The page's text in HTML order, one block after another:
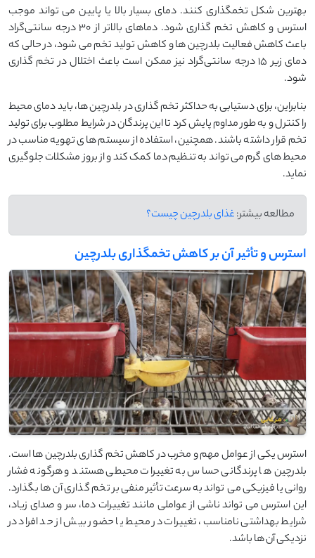
بهترین شکل تخمگذاری کنند. دمای بسیار بالا یا پایین می ‌تواند موجب
استرس و کاهش تخم‌ گذاری شود. دماهای بالاتر از ۳۰ درجه سانتی‌گراد
باعث کاهش فعالیت بلدرچین‌ ها و کاهش تولید تخم‌ می ‌شود، در حالی که
دمای زیر ۱۵ درجه سانتی‌گراد نیز ممکن است باعث اختلال در تخم ‌گذاری
شود.
بنابراین، برای دستیابی به حداکثر تخم ‌گذاری در بلدرچین ‌ها، باید دمای محیط
را کنترل و به ‌طور مداوم پایش کرد تا این پرندگان در شرایط مطلوب برای تولید
تخم‌ قرار داشته باشند. همچنین، استفاده از سیستم ‌های تهویه مناسب در
محیط‌ های گرم می ‌تواند به تنظیم دما کمک کند و از بروز مشکلات جلوگیری
نماید.
مطالعه بیشتر:غذای بلدرچین چیست؟
استرس و تأثیر آن بر کاهش تخمگذاری بلدرچین
استرس یکی از عوامل مهم و مخرب در کاهش تخم‌ گذاری بلدرچین ‌ها است.
بلدرچین‌ ها پرندگانی حساس به تغییرات محیطی هستند و هرگونه فشار
روانی یا فیزیکی می ‌تواند به سرعت تأثیر منفی بر تخم‌ گذاری آن ‌ها بگذارد.
این استرس می ‌تواند ناشی از عواملی مانند تغییرات دما، سر و صدای زیاد،
شرایط بهداشتی نامناسب، تغییرات در محیط یا حضور بیش از حد افراد در
نزدیکی آن ‌ها باشد.